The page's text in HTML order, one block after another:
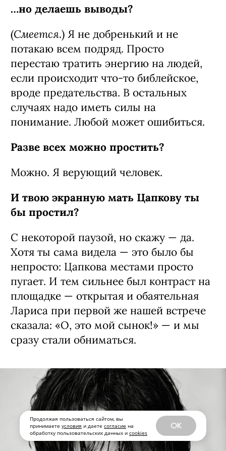
Продолжая пользоваться сайтом, вы
принимаете условия и даете согласие на
обработку пользовательских данных и cookies
OK
…но делаешь выводы?
(Смеется.) Я не добренький и не
потакаю всем подряд. Просто
перестаю тратить энергию на людей,
если происходит что-то библейское,
вроде предательства. В остальных
случаях надо иметь силы на
понимание. Любой может ошибиться.
Разве всех можно простить?
Можно. Я верующий человек.
И твою экранную мать Цапкову ты
бы простил?
С некоторой паузой, но скажу — да.
Хотя ты сама видела — это было бы
непросто: Цапкова местами просто
пугает. И тем сильнее был контраст на
площадке — открытая и обаятельная
Лариса при первой же нашей встрече
сказала: «О, это мой сынок!» — и мы
сразу стали обниматься.